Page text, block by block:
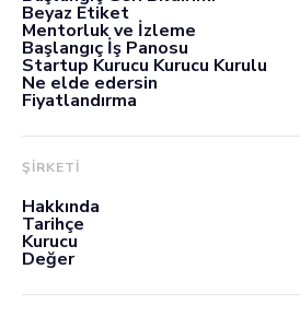
Beyaz Etiket
Mentorluk ve İzleme
Başlangıç İş Panosu
Startup Kurucu Kurucu Kurulu
Ne elde edersin
Fiyatlandırma
ŞİRKETİ
Hakkında
Tarihçe
Kurucu
Değer